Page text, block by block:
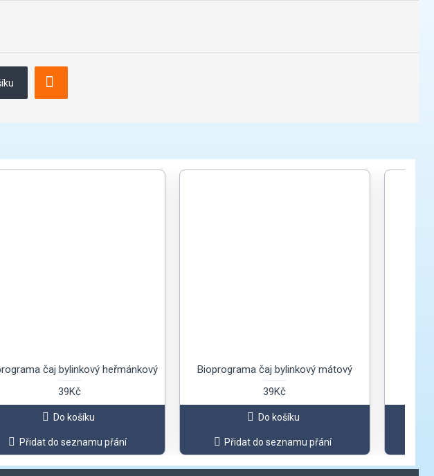
čaj bylinkový heřmánkový
39Kč
Do košíku
Přidat do seznamu přání
Bioprograma čaj bylinkový mátový
39Kč
Do košíku
Přidat do seznamu přání